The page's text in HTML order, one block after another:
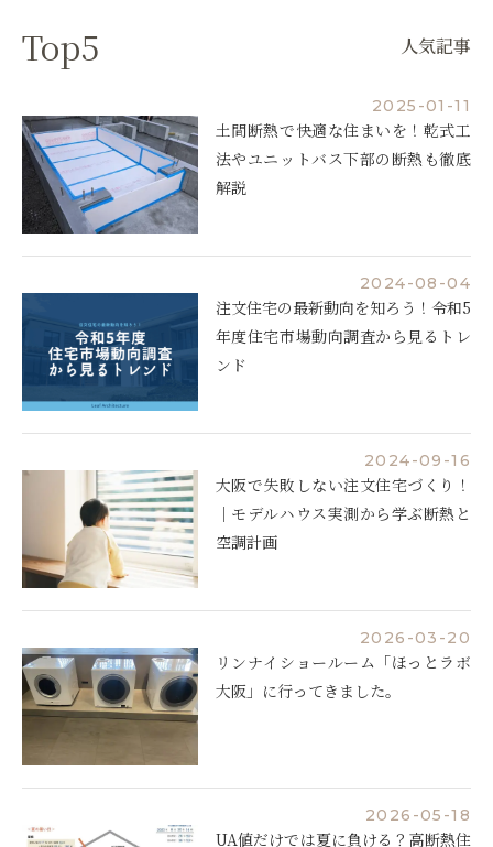
Top5 人気記事
2025-01-11
土間断熱で快適な住まいを！乾式工
法やユニットバス下部の断熱も徹底
解説
2024-08-04
注文住宅の最新動向を知ろう！令和5
年度住宅市場動向調査から見るトレ
ンド
2024-09-16
大阪で失敗しない注文住宅づくり！
｜モデルハウス実測から学ぶ断熱と
空調計画
2026-03-20
リンナイショールーム「ほっとラボ
大阪」に行ってきました。
2026-05-18
UA値だけでは夏に負ける？高断熱住